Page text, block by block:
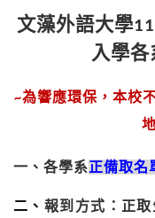
文藻外語大學
入學各
~為響應環保，本校
一、各學系正備取名
二、 報到方式： 正